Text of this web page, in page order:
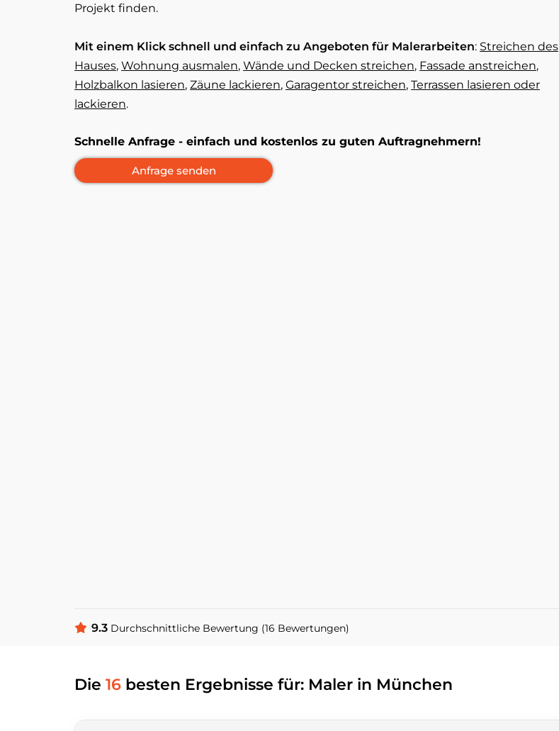
Projekt finden.
Mit einem Klick schnell und einfach zu Angeboten für Malerarbeiten: Streichen des
Hauses,Wohnung ausmalen,Wände und Decken streichen, Fassade anstreichen,
Holzbalkon lasieren,Zäune lackieren,Garagentor streichen,Terrassen lasieren oder
lackieren.
Schnelle Anfrage - einfach und kostenlos zu guten Auftragnehmern!
9.3 Durchschnittliche Bewertung (16 Bewertungen)
Die16 besten Ergebnisse für: Maler in München